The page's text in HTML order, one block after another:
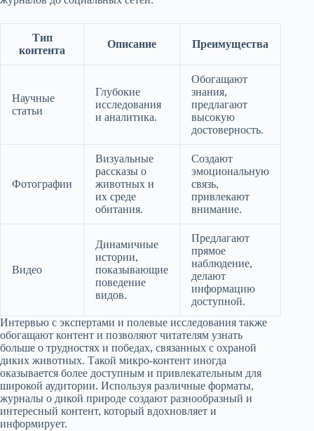
Тип
контента
Описание Преимущества
Научные
статьи
Глубокие
исследования
и аналитика.
Обогащают
знания,
предлагают
высокую
достоверность.
Фотографии
Визуальные
рассказы о
животных и
их среде
обитания.
Создают
эмоциональную
связь,
привлекают
внимание.
Видео
Динамичные
истории,
показывающие
поведение
видов.
Предлагают
прямое
наблюдение,
делают
информацию
доступной.
Интервью с экспертами и полевые исследования также
обогащают контент и позволяют читателям узнать
больше о трудностях и победах, связанных с охраной
диких животных. Такой микро-контент иногда
оказывается более доступным и привлекательным для
широкой аудитории. Используя различные форматы,
журналы о дикой природе создают разнообразный и
интересный контент, который вдохновляет и
информирует.